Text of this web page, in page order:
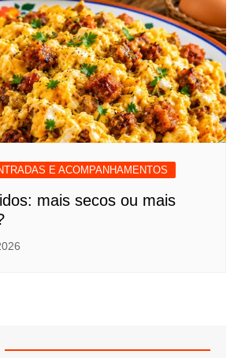
E ACOMPANHAMENTOS
mais secos ou mais